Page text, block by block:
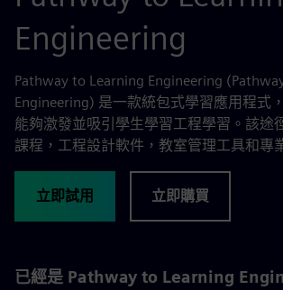
Engineering
Pathway to Learning Engineering
Engineering) 是一款統包式學習應用程式
能夠激發並吸引學生學習工程學習。該途
課程，工程設計軟件，教室管理工具和專
立即試用 立即購買
已經是 Pathway to Learning